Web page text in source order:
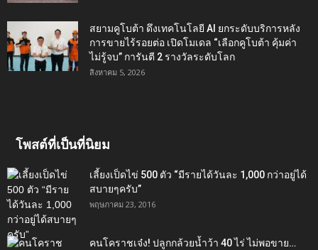
สยามคูโบต้า ดึงเทคโนโลยี AI ยกระดับบริการหลัง
การขายไร้รอยต่อ เปิดโมเดล “เลือกคูโบต้า คุ้มค่า
ไม่รู้จบ” การันตี 2 รางวัลระดับโลก
สิงหาคม 5, 2026
โพสต์ที่เป็นที่นิยม
เลี้ยงเป็ดไข่ 500 ตัว “มีรายได้วันละ 1,000 กว่าอยู่ได้
สบายๆครับ”
พฤษภาคม 23, 2016
คนโคราชเจ๋ง! ปลูกกล้วยน้ำว้า 40 ไร่ ไม่พอขาย…